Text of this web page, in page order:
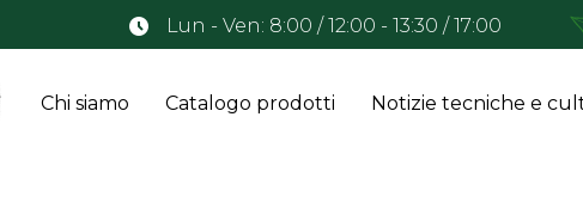
Lun - Ven: 8:00 / 12:00 - 13:30 / 17:00
Chi siamo Catalogo prodotti Notizie tecniche e